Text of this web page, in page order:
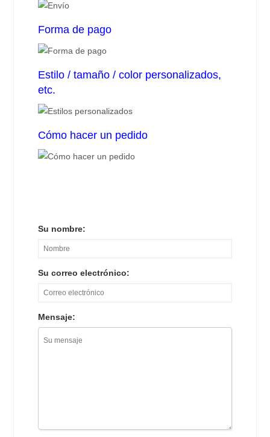
Forma de pago
Estilo / tamaño / color personalizados,
etc.
Cómo hacer un pedido
Su nombre:
Su correo electrónico:
Mensaje: